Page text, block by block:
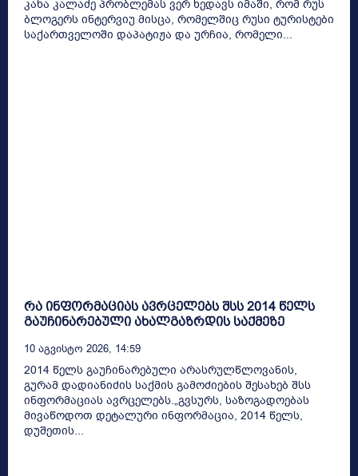
კახა კალაძე პრობლემას ვერ ხედავს იმაში, რომ რუს
ბლოგერს ინტერვიუ მისცა, რომელშიც რუსი ტურისტები
საქართველოში დაპატიჟა და ურჩია, რომელი...
რა ინფორმაციას ავრცელებს შსს 2014 წელს
გაუჩინარებული ახალგაზრდის საქმეზე
10 Აგვისტო 2026, 14:59
2014 წელს გაუჩინარებული არასრულწლოვანის,
გურამ დადიანიძის საქმის გამოძიების შესახებ შსს
ინფორმაციას ავრცელებს.„გვსურს, საზოგადოებას
მივაწოდოთ დეტალური ინფორმაცია, 2014 წელს,
დუშეთის...